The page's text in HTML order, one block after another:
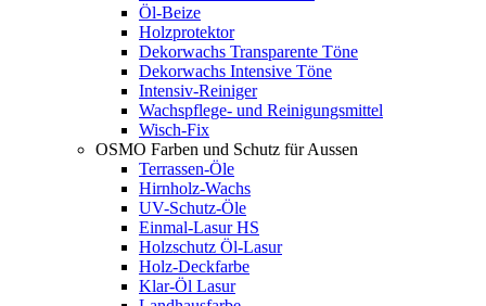
Öl-Beize
Holzprotektor
Dekorwachs Transparente Töne
Dekorwachs Intensive Töne
Intensiv-Reiniger
Wachspflege- und Reinigungsmittel
Wisch-Fix
OSMO Farben und Schutz für Aussen
Terrassen-Öle
Hirnholz-Wachs
UV-Schutz-Öle
Einmal-Lasur HS
Holzschutz Öl-Lasur
Holz-Deckfarbe
Klar-Öl Lasur